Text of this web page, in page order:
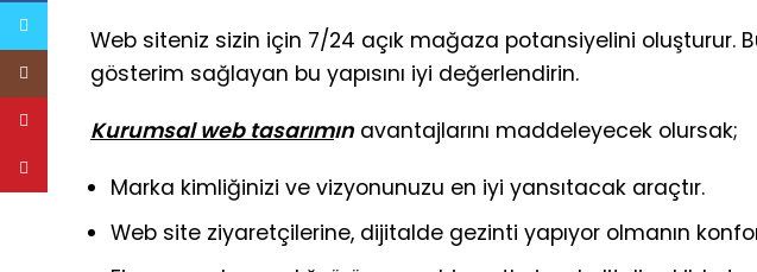
Web siteniz sizin için 7/24 açık mağaza potansiyelini oluşturur.
gösterim sağlayan bu yapısını iyi değerlendirin.
Kurumsal web tasarımın avantajlarını maddeleyecek olursak;
Marka kimliğinizi ve vizyonunuzu en iyi yansıtacak araçtır.
Web site ziyaretçilerine, dijitalde gezinti yapıyor olmanın
Instagram
YouTube